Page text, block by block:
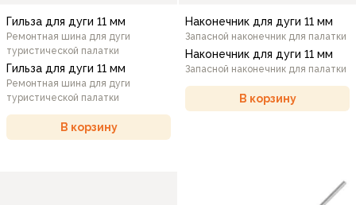
Гильза для дуги 11 мм
Ремонтная шина для дуги
туристической палатки
Гильза для дуги 11 мм
Ремонтная шина для дуги
туристической палатки
В корзину
Наконечник для дуги 11 мм
Запасной наконечник для палатки
Наконечник для дуги 11 мм
Запасной наконечник для палатки
В корзину